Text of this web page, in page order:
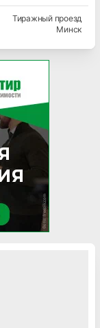
Тиражный проезд
Минск